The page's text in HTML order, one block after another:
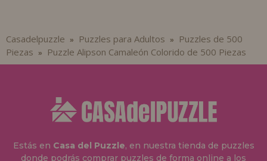
Casadelpuzzle » Puzzles para Adultos »
Puzzles de 500
Piezas » Puzzle Alipson Camaleón Colorido de 500 Piezas
Estás en Casa del Puzzle, en nuestra tienda de puzzles
donde podrás comprar puzzles de forma online a los